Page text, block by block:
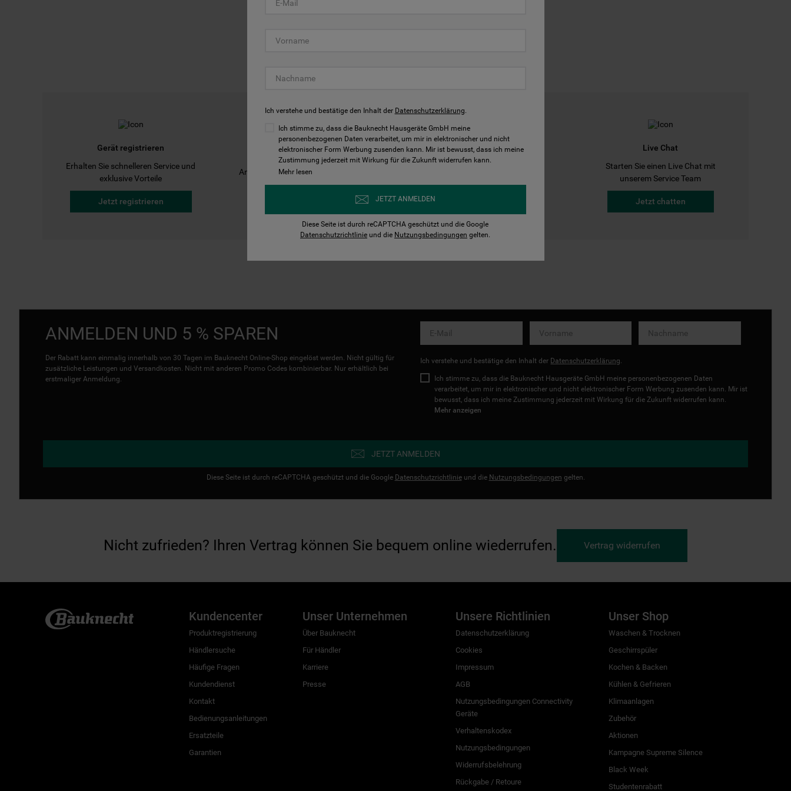
Gerät registrieren
Erhalten Sie schnelleren Service und
exklusive Vorteile
Jetzt registrieren
Bedienungsanleitungen
Anleitungen finden und herunterladen
Kontakt
Live Chat
Starten Sie einen Live Chat mit
unserem Service Team
Jetzt chatten
ANMELDEN UND 5 % SPAREN
Der Rabatt kann einmalig innerhalb von 30 Tagen im Bauknecht Online-Shop eingelöst werden. Nicht gültig für
zusätzliche Leistungen und Versandkosten. Nicht mit anderen Promo Codes kombinierbar. Nur erhältlich bei
erstmaliger Anmeldung.
Ich verstehe und bestätige den Inhalt der Datenschutzerklärung
Ich stimme zu, dass die Bauknecht Hausgeräte GmbH meine personenbezogenen Daten
verarbeitet, um mir in elektronischer und nicht elektronischer Form Werbung zusenden kann. Mir ist
bewusst, dass ich meine Zustimmung jederzeit mit Wirkung für die Zukunft widerrufen kann.
Mehr anzeigen
JETZT ANMELDEN
Diese Seite ist durch reCAPTCHA geschützt und die Google Datenschutzrichtlinieund die Nutzungsbedingungen gelten.
Nicht zufrieden? Ihren Vertrag können Sie bequem online wiederrufen. Vertrag widerrufen
Kundencenter
Produktregistrierung
Händlersuche
Häufige Fragen
Kundendienst
Kontakt
Bedienungsanleitungen
Ersatzteile
Garantien
Unser Unternehmen
Über Bauknecht
Für Händler
Karriere
Presse
Unsere Richtlinien
Datenschutzerklärung
Cookies
Impressum
AGB
Nutzungsbedingungen Connectivity
Geräte
Verhaltenskodex
Nutzungsbedingungen
Widerrufsbelehrung
Rückgabe / Retoure
Unser Shop
Waschen & Trocknen
Geschirrspüler
Kochen & Backen
Kühlen & Gefrieren
Klimaanlagen
Zubehör
Aktionen
Kampagne Supreme Silence
Black Week
Studentenrabatt
Ich verstehe und bestätige den Inhalt der Datenschutzerklärung.
Ich stimme zu, dass die Bauknecht Hausgeräte GmbH meine
personenbezogenen Daten verarbeitet, um mir in elektronischer und nicht
elektronischer Form Werbung zusenden kann. Mir ist bewusst, dass ich meine
Zustimmung jederzeit mit Wirkung für die Zukunft widerrufen kann.
Mehr lesen
JETZT ANMELDEN
Diese Seite ist durch reCAPTCHA geschützt und die Google
Datenschutzrichtlinie und die Nutzungsbedingungen gelten.